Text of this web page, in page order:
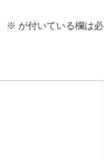
※ が付いている欄は必